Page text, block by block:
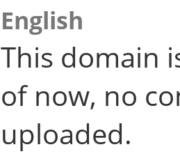
English
This domain
of now, no
uploaded.